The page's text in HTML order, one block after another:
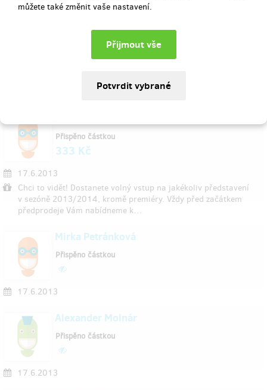
můžete také změnit vaše nastavení.
18.6.2013
Jana Dostalova
17.6.2013
Chci to vidět! Dostanete volný vstup na jakékoliv představení
v sezóně 2013/2014, kromě premiéry. Vždy před začátkem
předprodeje Vám nabídneme k…
Přispěno částkou
333 Kč
Mirka Petránková
17.6.2013
Přispěno částkou
Alexander Molnár
17.6.2013
Přispěno částkou